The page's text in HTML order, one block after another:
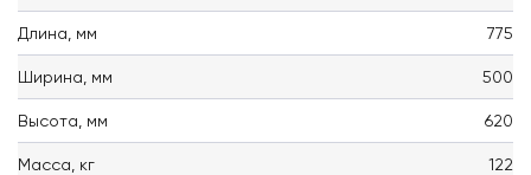
Длина, мм 775
Ширина, мм 500
Высота, мм 620
Масса, кг 122